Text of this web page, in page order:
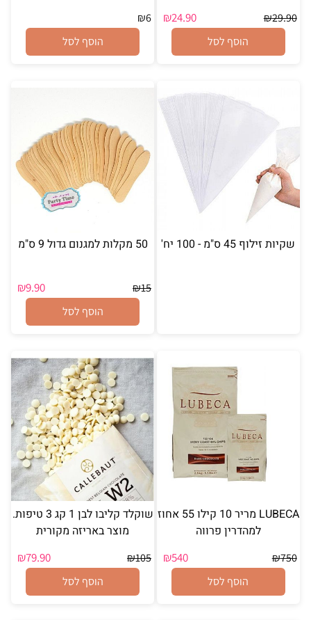
₪29.90
₪24.90
הוסף לסל
₪6
הוסף לסל
שקיות זילוף 45 ס"מ - 100 יח' 50 מקלות למגנום גדול 9 ס"מ
₪15
₪9.90
הוסף לסל
LUBECA מריר 10 קילו 55 אחוז
למהדרין פרווה
₪750
₪540
הוסף לסל
שוקלד קליבו לבן 1 קג 3 טיפות.
מוצר באריזה מקורית
₪105
₪79.90
הוסף לסל